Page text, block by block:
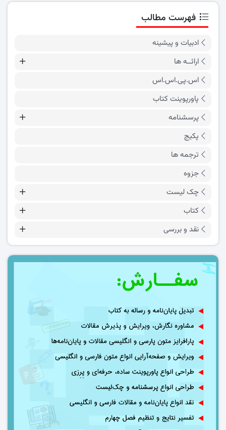
فهرست مطالب
ادبیات و پیشینه
ارائــه ها
اس.پی.اس.اس
پاورپوینت کتاب
پرسشنامه
پکیج
ترجمه ها
جزوه
چک لیست
کتاب
نقد و بررسی